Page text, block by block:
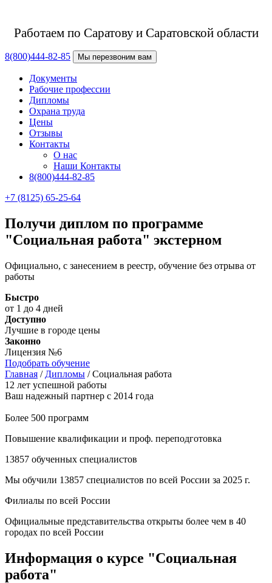
Работаем по Саратовуи Саратовской области
8(800)444-82-85 Мы перезвоним вам
Документы
Рабочие профессии
Дипломы
Охрана труда
Цены
Отзывы
Контакты
О нас
Наши Контакты
8(800)444-82-85
+7 (8125) 65-25-64
Получи диплом по программе
"Социальная работа" экстерном
Официально, с занесением в реестр, обучение без отрыва от
работы
Быстро
от 1 до 4 дней
Доступно
Лучшие в городе цены
Законно
Лицензия №6
Подобрать обучение
Главная / Дипломы /Социальная работа
12 лет успешной работы
Ваш надежный партнер с 2014 года
Более 500 программ
Повышение квалификации и проф. переподготовка
13857 обученных специалистов
Мы обучили 13857 специалистов по всей России за 2025 г.
Филиалы по всей России
Официальные представительства открыты более чем в 40
городах по всей России
Информация о курсе "Социальная
работа"